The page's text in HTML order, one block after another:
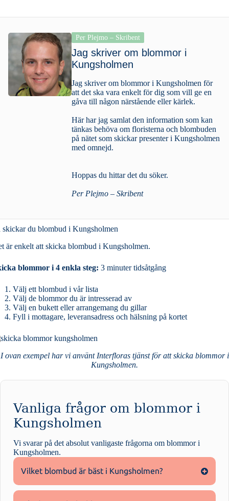
Per Plejmo – Skribent
Jag skriver om blommor i
Kungsholmen
Jag skriver om blommor i Kungsholmen för
att det ska vara enkelt för dig som vill ge en
gåva till någon närstående eller kärlek.
Här har jag samlat den information som kan
tänkas behöva om floristerna och blombuden
på nätet som skickar presenter i Kungsholmen
med omnejd.
Hoppas du hittar det du söker.
Per Plejmo – Skribent
skickar du blombud i Kungsholmen
är enkelt att skicka blombud i Kungsholmen.
blommor i 4 enkla steg: 3 minuter tidsåtgång
Välj ett blombud i vår lista
Välj de blommor du är intresserad av
Välj en bukett eller arrangemang du gillar
Fyll i mottagare, leveransadress och hälsning på kortet
I ovan exempel har vi använt Interfloras tjänst för att skicka blommor i
Kungsholmen.
Vanliga frågor om blommor i
Kungsholmen
Vi svarar på det absolut vanligaste frågorna om blommor i
Kungsholmen.
Vilket blombud är bäst i Kungsholmen?